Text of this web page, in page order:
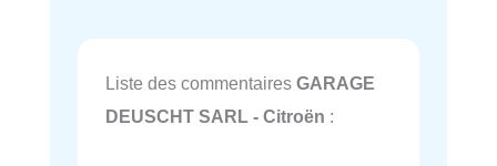
Liste des commentaires GARAGE
DEUSCHT SARL - Citroën :